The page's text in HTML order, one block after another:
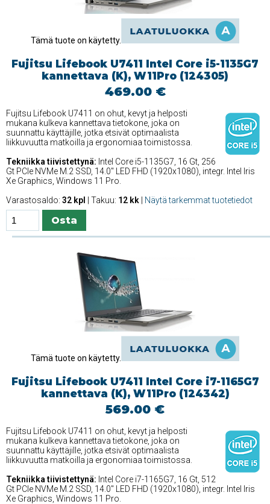
Tämä tuote on käytetty.
Fujitsu Lifebook U7411 Intel Core i5-1135G7
kannettava (K), W11Pro (124305)
469.00 €
Fujitsu Lifebook U7411 on ohut, kevyt ja helposti
mukana kulkeva kannettava tietokone, joka on
suunnattu käyttäjille, jotka etsivät optimaalista
liikkuvuutta matkoilla ja ergonomiaa toimistossa.
Tekniikka tiivistettynä: Intel Core i5-1135G7, 16 Gt, 256
Gt PCIe NVMe M.2 SSD, 14.0'' LED FHD (1920x1080), integr. Intel Iris
Xe Graphics, Windows 11 Pro.
Varastosaldo: 32 kpl | Takuu: 12 kk Näytä tarkemmat tuotetiedot
Tämä tuote on käytetty.
Fujitsu Lifebook U7411 Intel Core i7-1165G7
kannettava (K), W11Pro (124342)
569.00 €
Fujitsu Lifebook U7411 on ohut, kevyt ja helposti
mukana kulkeva kannettava tietokone, joka on
suunnattu käyttäjille, jotka etsivät optimaalista
liikkuvuutta matkoilla ja ergonomiaa toimistossa.
Tekniikka tiivistettynä: Intel Core i7-1165G7, 16 Gt, 512
Gt PCIe NVMe M.2 SSD, 14.0'' LED FHD (1920x1080), integr. Intel Iris
Xe Graphics, Windows 11 Pro.